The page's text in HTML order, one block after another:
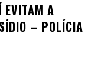
EVITAM A
– POLÍCIA